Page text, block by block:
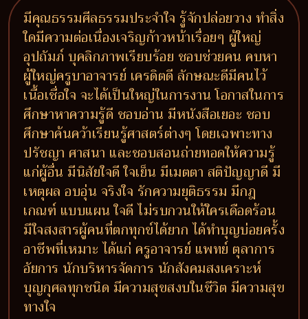
มีคุณธรรมศีลธรรมประจำใจ รู้จักปล่อยวาง ทำสิ่ง
ใดมีความต่อเนื่องเจริญก้าวหน้าเรื่อยๆ ผู้ใหญ่
อุปถัมภ์ บุคลิกภาพเรียบร้อย ชอบช่วยคน คบหา
ผู้ใหญ่ครูบาอาจารย์ เครดิตดี ลักษณะดีมีคนไว้
เนื้อเชื่อใจ จะได้เป็นใหญ่ในการงาน โอกาสในการ
ศึกษาหาความรู้ดี ชอบอ่าน มีหนังสือเยอะ ชอบ
ศึกษาค้นคว้าเรียนรู้ศาสตร์ต่างๆ โดยเฉพาะทาง
ปรัชญา ศาสนา และชอบสอนถ่ายทอดให้ความรู้
แก่ผู้อื่น มีนิสัยใจดี ใจเย็น มีเมตตา สติปัญญาดี มี
เหตุผล อบอุ่น จริงใจ รักความยุติธรรม มีกฎ
เกณฑ์ แบบแผน ใจดี ไม่รบกวนให้ใครเดือดร้อน
มีใจสงสารผู้คนที่ตกทุกข์ได้ยาก ได้ทำบุญบ่อยครั้ง
อาชีพที่เหมาะ ได้แก่ ครูอาจารย์ แพทย์ ตุลาการ
อัยการ นักบริหารจัดการ นักสังคมสงเคราะห์
บุญกุศลทุกชนิด มีความสุขสงบในชีวิต มีความสุข
ทางใจ